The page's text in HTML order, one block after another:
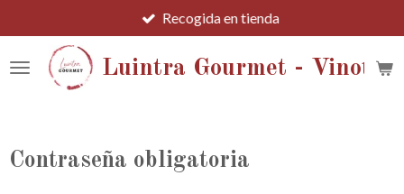
al
contenido
principal
Luintra Gourmet -
Recogida en tienda
Contraseña obligatoria